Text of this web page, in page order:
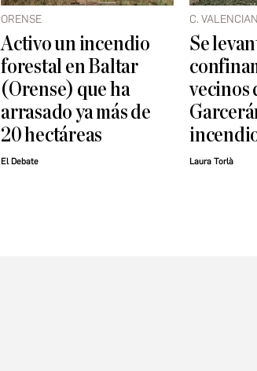
ORENSE
Activo un incendio
forestal en Baltar
(Orense) que ha
arrasado ya más de
20 hectáreas
El Debate
C.
Se
vecinos
Laura Torlà